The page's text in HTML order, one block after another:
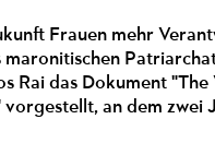
Frauen mehr
das Dokument
an dem zwei